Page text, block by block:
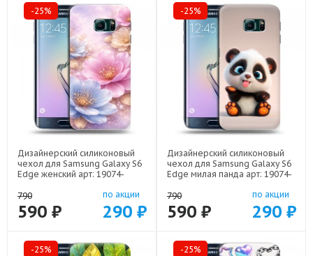
-25%
Дизайнерский силиконовый
чехол для Samsung Galaxy S6
Edge женский арт: 19074-
790
590 ₽
по акции
290 ₽
-25%
Дизайнерский силиконовый
чехол для Samsung Galaxy S6
Edge милая панда арт: 19074-
790
590 ₽
по акции
290 ₽
-25% -25%